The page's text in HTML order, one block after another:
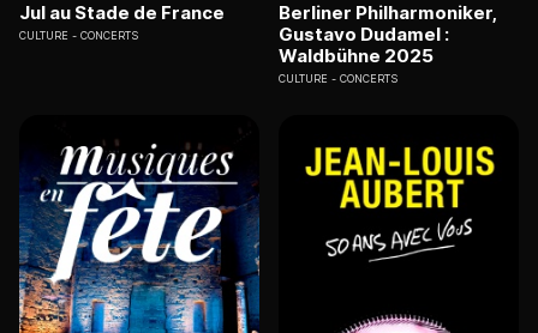
Jul au Stade de France
CULTURE CONCERTS
Berliner Philharmoniker,
Gustavo Dudamel :
Waldbühne 2025
CULTURE CONCERTS